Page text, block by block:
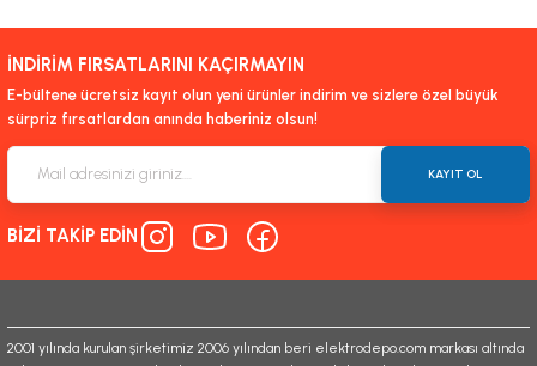
yetersiz gördüğünüz noktaları öneri formunu kullanarak tarafımıza
iletebilirsiniz.
Görüş ve önerileriniz için teşekkür ederiz.
Ürün açıklamasında eksik bilgiler bulunuyor.
Ürün bilgilerinde hatalar bulunuyor.
Ürün fiyatı diğer sitelerden daha pahalı.
İNDİRİM FIRSATLARINI KAÇIRMAYIN
E-bültene ücretsiz kayıt olun yeni ürünler indirim ve sizlere özel büyük
sürpriz fırsatlardan anında haberiniz olsun!
KAYIT OL
BİZİ TAKİP EDİN
2001 yılında kurulan şirketimiz 2006 yılından beri elektrodepo.com markası altında